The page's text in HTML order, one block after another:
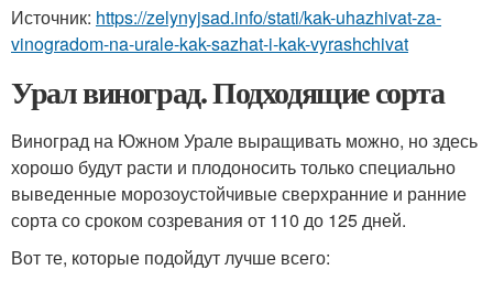
Источник: https://zelynyjsad.info/stati/kak-uhazhivat-za-
vinogradom-na-urale-kak-sazhat-i-kak-vyrashchivat
Урал виноград. Подходящие сорта
Виноград на Южном Урале выращивать можно, но здесь
хорошо будут расти и плодоносить только специально
выведенные морозоустойчивые сверхранние и ранние
сорта со сроком созревания от 110 до 125 дней.
Вот те, которые подойдут лучше всего: